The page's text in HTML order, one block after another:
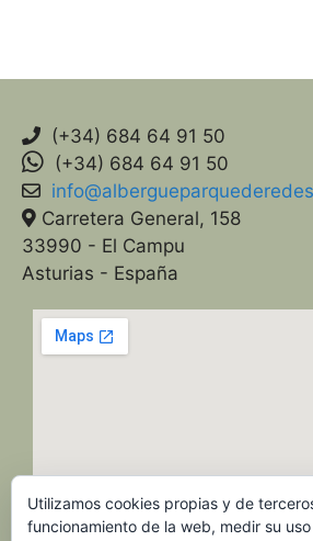
(+34) 684 64 91 50
(+34) 684 64 91 50
Carretera General, 158
33990 - El Campu
Asturias - España
Utilizamos cookies propias y de
funcionamiento de la web, medir su